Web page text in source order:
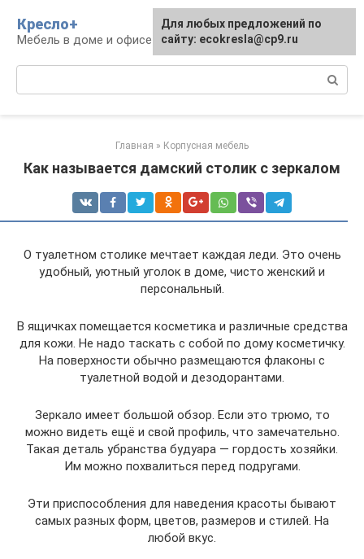
контенту
Кресло+
Мебель в доме и офисе
Главная » Корпусная мебель
Как называется дамский столик с зеркалом
О туалетном столике мечтает каждая леди. Это очень
удобный, уютный уголок в доме, чисто женский и
персональный.
В ящичках помещается косметика и различные средства
для кожи. Не надо таскать с собой по дому косметичку.
На поверхности обычно размещаются флаконы с
туалетной водой и дезодорантами.
Зеркало имеет большой обзор. Если это трюмо, то
можно видеть ещё и свой профиль, что замечательно.
Такая деталь убранства будуара — гордость хозяйки.
Им можно похвалиться перед подругами.
Эти приспособления для наведения красоты бывают
самых разных форм, цветов, размеров и стилей. На
любой вкус.
Для любых предложений по
сайту: ecokresla@cp9.ru